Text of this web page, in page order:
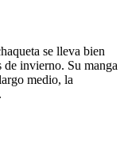
se lleva bien
de invierno. Su manga
medio, la